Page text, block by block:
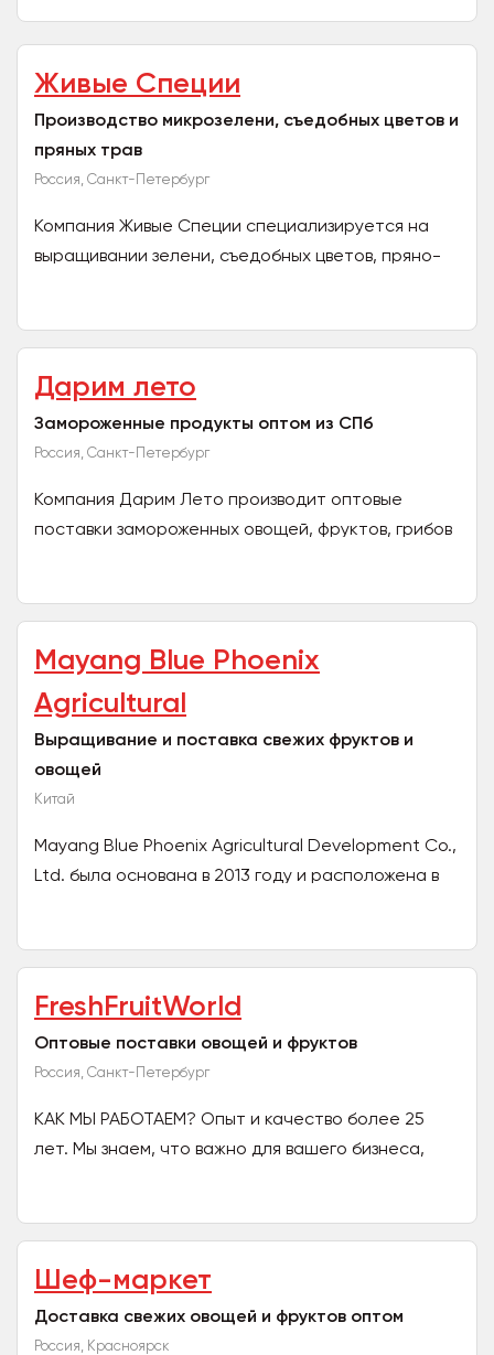
потребления и продуктов питания на...
Живые Специи
Производство микрозелени, съедобных цветов и
пряных трав
Россия, Санкт-Петербург
Компания Живые Специи специализируется на
выращивании зелени, съедобных цветов, пряно-
Дарим лето
Замороженные продукты оптом из СПб
Россия, Санкт-Петербург
Компания Дарим Лето производит оптовые
поставки замороженных овощей, фруктов, грибов
Mayang Blue Phoenix
Agricultural
Выращивание и поставка свежих фруктов и
овощей
Китай
Mayang Blue Phoenix Agricultural Development Co.,
Ltd. была основана в 2013 году и расположена в
FreshFruitWorld
Оптовые поставки овощей и фруктов
Россия, Санкт-Петербург
КАК МЫ РАБОТАЕМ? Опыт и качество более 25
лет. Мы знаем, что важно для вашего бизнеса,
Шеф-маркет
Доставка свежих овощей и фруктов оптом
Россия, Красноярск